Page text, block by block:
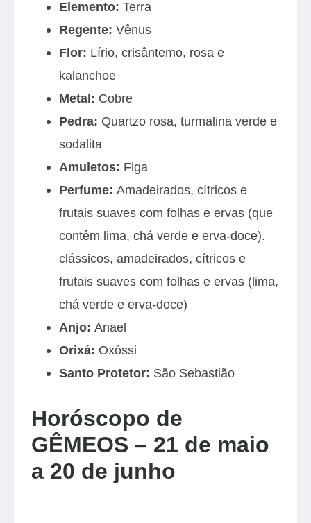
Elemento: Terra
Regente: Vênus
Flor: Lírio, crisântemo, rosa e
kalanchoe
Metal: Cobre
Pedra: Quartzo rosa, turmalina verde e
sodalita
Amuletos: Figa
Perfume: Amadeirados, cítricos e
frutais suaves com folhas e ervas (que
contêm lima, chá verde e erva-doce).
clássicos, amadeirados, cítricos e
frutais suaves com folhas e ervas (lima,
chá verde e erva-doce)
Anjo: Anael
Orixá: Oxóssi
Santo Protetor: São Sebastião
Horóscopo de
GÊMEOS – 21 de maio
a 20 de junho